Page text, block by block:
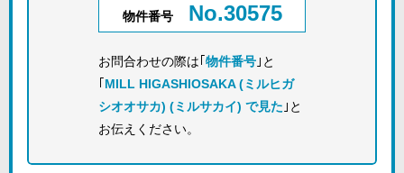
物件番号 No.30575
お問合わせの際は｢ 物件番号 ｣と
MILL HIGASHIOSAKA (ミルヒガ
シオオサカ) (ミルサカイ) で見た ｣と
お伝えください。